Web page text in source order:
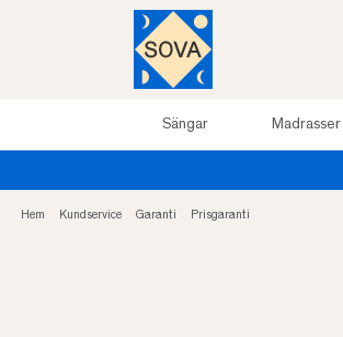
Sängar Madrasser
…
Hem Kundservice Garanti Prisgaranti